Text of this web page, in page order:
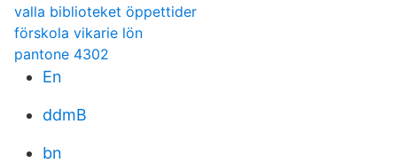
valla biblioteket öppettider
förskola vikarie lön
pantone 4302
En
ddmB
bn